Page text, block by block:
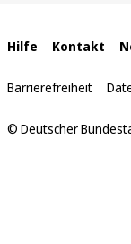
Interne
Links
Hilfe Kontakt
Barrierefreiheit
© Deutscher